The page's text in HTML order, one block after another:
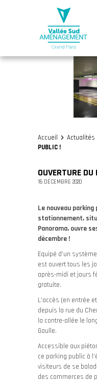
Accueil Actualités
PUBLIC !
OUVERTURE
16 DÉCEMBRE 2020
Le nouveau parking
stationnement,
Panorama, ouvre
décembre !
Equipé d’un
est ouvert tous les
après-midi et jours
gratuite.
L’accès (en entrée
depuis la rue du
la contre-allée le
Gaulle.
Accessible aux
ce parking public à
visiteurs de se
des commerces de